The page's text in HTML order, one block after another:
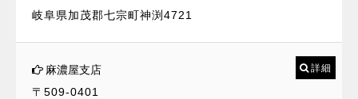
岐阜県加茂郡七宗町神渕4721
麻濃屋支店
〒509-0401
詳細